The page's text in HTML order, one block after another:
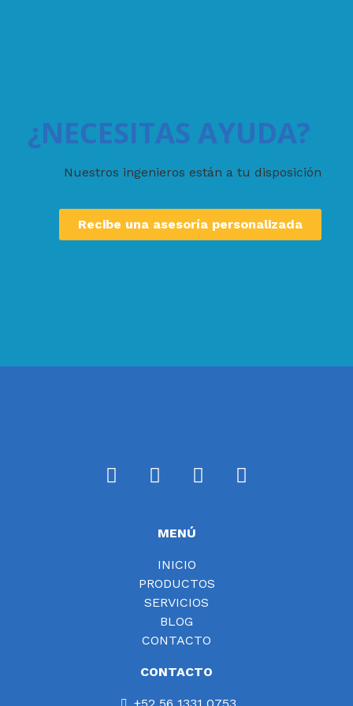
¿NECESITAS AYUDA?
Nuestros ingenieros están a tu disposición
Recibe una asesoría personalizada
MENÚ
INICIO
PRODUCTOS
SERVICIOS
BLOG
CONTACTO
CONTACTO